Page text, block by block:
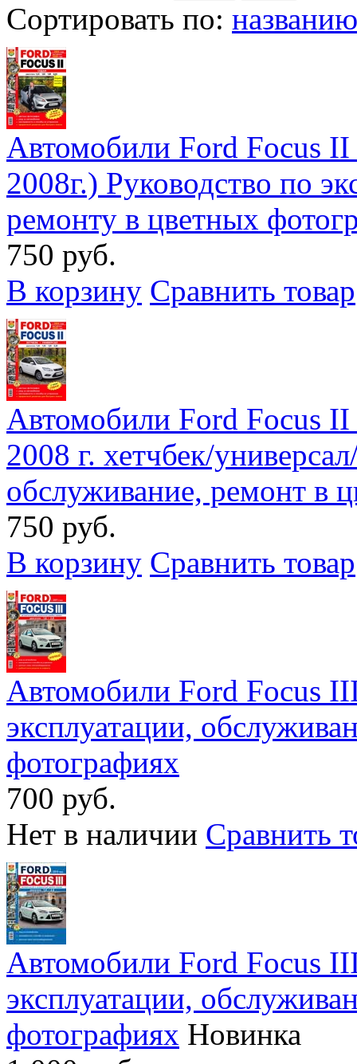
Сортировать по: названию
Автомобили Ford Focus II
2008г.) Руководство по
ремонту в цветных
750 руб.
В корзину Сравнить товар
Автомобили Ford Focus II
2008 г. хетчбек/
обслуживание, ремонт в
750 руб.
В корзину Сравнить товар
Автомобили Ford Focus
эксплуатации,
фотографиях
700 руб.
Нет в наличии Сравнить
Автомобили Ford Focus
эксплуатации,
фотографиях Новинка